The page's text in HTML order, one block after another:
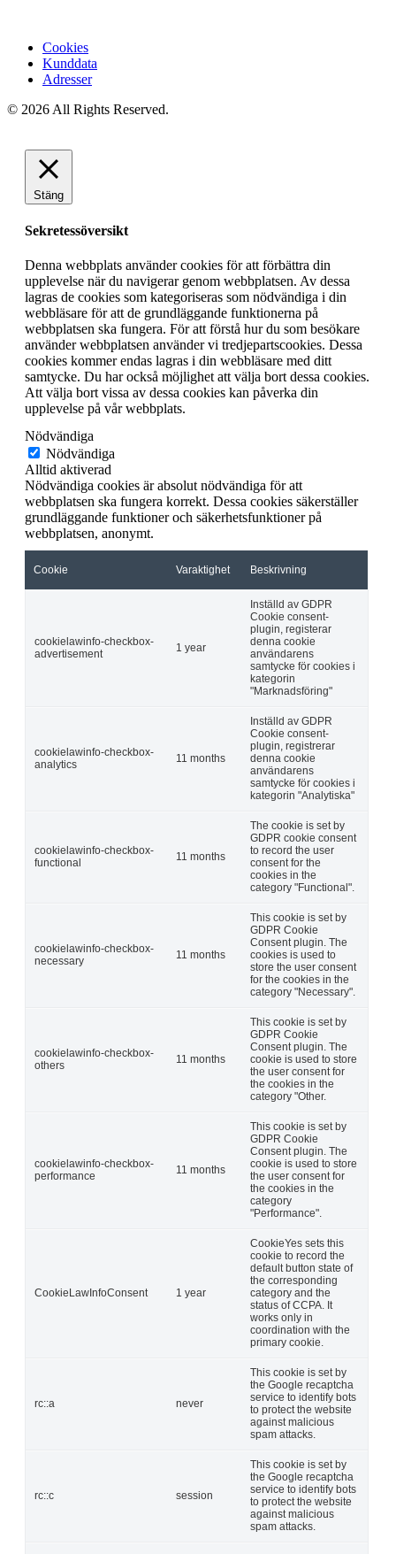
Cookies
Kunddata
Adresser
© 2026 All Rights Reserved.
Stäng
Sekretessöversikt
Denna webbplats använder cookies för att förbättra din
upplevelse när du navigerar genom webbplatsen. Av dessa
lagras de cookies som kategoriseras som nödvändiga i din
webbläsare för att de grundläggande funktionerna på
webbplatsen ska fungera. För att förstå hur du som besökare
använder webbplatsen använder vi tredjepartscookies. Dessa
cookies kommer endas lagras i din webbläsare med ditt
samtycke. Du har också möjlighet att välja bort dessa cookies.
Att välja bort vissa av dessa cookies kan påverka din
upplevelse på vår webbplats.
Nödvändiga
Nödvändiga
Alltid aktiverad
Nödvändiga cookies är absolut nödvändiga för att
webbplatsen ska fungera korrekt. Dessa cookies säkerställer
grundläggande funktioner och säkerhetsfunktioner på
webbplatsen, anonymt.
Cookie Varaktighet Beskrivning
cookielawinfo-checkbox-
advertisement
1 year
Inställd av GDPR
Cookie consent-
plugin, registerar
denna cookie
användarens
samtycke för cookies i
kategorin
"Marknadsföring"
cookielawinfo-checkbox-
analytics
11 months
Inställd av GDPR
Cookie consent-
plugin, registrerar
denna cookie
användarens
samtycke för cookies i
kategorin "Analytiska"
cookielawinfo-checkbox-
functional
11 months
The cookie is set by
GDPR cookie consent
to record the user
consent for the
cookies in the
category "Functional".
cookielawinfo-checkbox-
necessary
11 months
This cookie is set by
GDPR Cookie
Consent plugin. The
cookies is used to
store the user consent
for the cookies in the
category "Necessary".
cookielawinfo-checkbox-
others
11 months
This cookie is set by
GDPR Cookie
Consent plugin. The
cookie is used to store
the user consent for
the cookies in the
category "Other.
cookielawinfo-checkbox-
performance
11 months
This cookie is set by
GDPR Cookie
Consent plugin. The
cookie is used to store
the user consent for
the cookies in the
category
"Performance".
CookieLawInfoConsent 1 year
CookieYes sets this
cookie to record the
default button state of
the corresponding
category and the
status of CCPA. It
works only in
coordination with the
primary cookie.
rc::a never
This cookie is set by
the Google recaptcha
service to identify bots
to protect the website
against malicious
spam attacks.
rc::c session
This cookie is set by
the Google recaptcha
service to identify bots
to protect the website
against malicious
spam attacks.